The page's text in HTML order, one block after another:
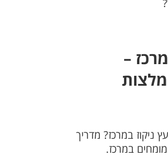
–
ניקוז במרכז? מדריך
מומחים במרכז.